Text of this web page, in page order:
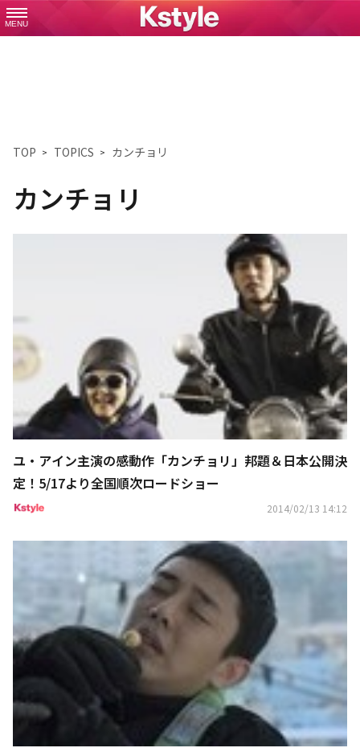
MENU
TOP TOPICS カンチョリ
カンチョリ
ユ・アイン主演の感動作「カンチョリ」邦題＆日本公開決
定！5/17より全国順次ロードショー
2014/02/13 14:12